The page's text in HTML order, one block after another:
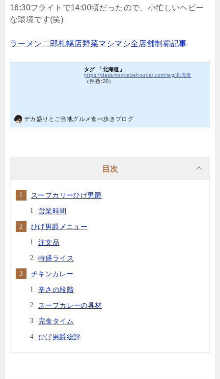
16:30フライトで14:00頃だったので、小忙しいヘビー
な環境です(笑)
ラーメン二郎札幌店野菜マシマシ全店舗制覇記事
タグ 「北海道」
https://dekamori-tabehoudai.com/tag/北海道
（件数:20）
デカ盛りとご当地グルメ食べ歩きブログ
目次
スープカリーひげ男爵
営業時間
ひげ男爵メニュー
注文品
特盛ライス
チキンカレー
辛さの段階
スープカレーの具材
完食タイム
ひげ男爵総評